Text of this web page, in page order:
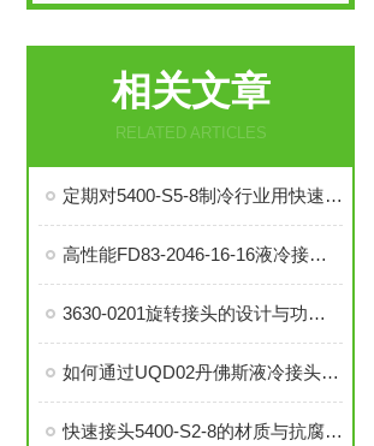
相关文章
RELATED ARTICLES
定期对5400-S5-8制冷行业用快速接头进行泄漏检测的必要性与操作方法
高性能FD83-2046-16-16液冷接头：理想的热管理配件
3630-0201旋转接头的设计与功能解析
如何通过UQD02丹佛斯液冷接头提升冷却系统的耐用性？
快速接头5400-S2-8的材质与抗腐蚀性探讨